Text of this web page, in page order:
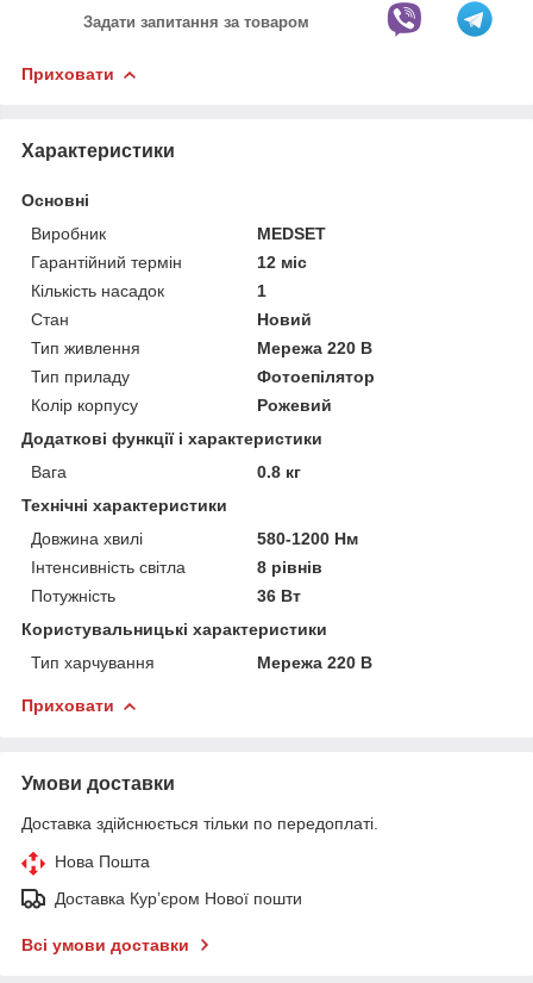
Задати запитання за товаром
Приховати
Характеристики
Основні
Виробник
MEDSET
Гарантійний термін
12 міс
Кількість насадок
1
Стан
Новий
Тип живлення
Мережа 220 В
Тип приладу
Фотоепілятор
Колір корпусу
Рожевий
Додаткові функції і характеристики
Вага
0.8 кг
Технічні характеристики
Довжина хвилі
580-1200 Нм
Інтенсивність світла
8 рівнів
Потужність
36 Вт
Користувальницькі характеристики
Тип харчування
Мережа 220 В
Приховати
Умови доставки
Доставка здійснюється тільки по передоплаті.
Нова Пошта
Доставка Курʼєром Нової пошти
Всі умови доставки